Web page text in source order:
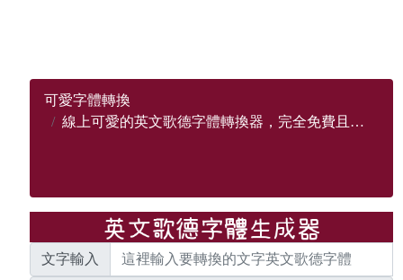
可愛字體轉換
線上可愛的英文歌德字體轉換器，完全免費且支持英文A-Z所有歌德字母
文字輸入